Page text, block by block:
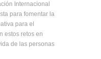
Internacional
para fomentar la
para el
estos retos en
de las personas